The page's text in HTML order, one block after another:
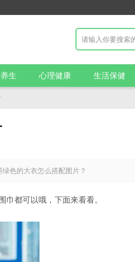
生 心理健康 生活保健
色的大衣怎么搭配图片？
都可以哦，下面来看看。